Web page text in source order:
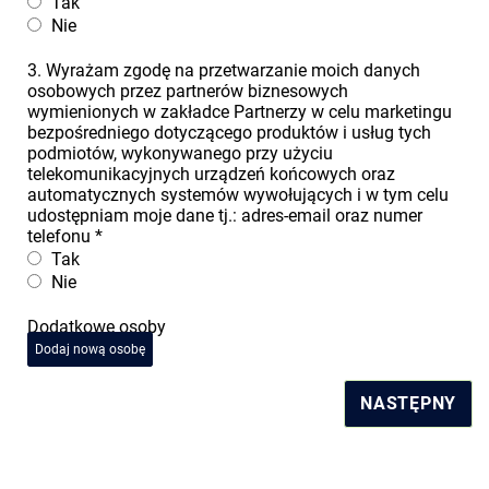
Nie
3. Wyrażam zgodę na przetwarzanie moich danych
osobowych przez partnerów biznesowych
wymienionych w zakładce Partnerzy w celu marketingu
bezpośredniego dotyczącego produktów i usług tych
podmiotów, wykonywanego przy użyciu
telekomunikacyjnych urządzeń końcowych oraz
automatycznych systemów wywołujących i w tym celu
udostępniam moje dane tj.: adres-email oraz numer
telefonu *
Tak
Nie
Dodatkowe osoby
Dodaj nową osobę
NASTĘPNY